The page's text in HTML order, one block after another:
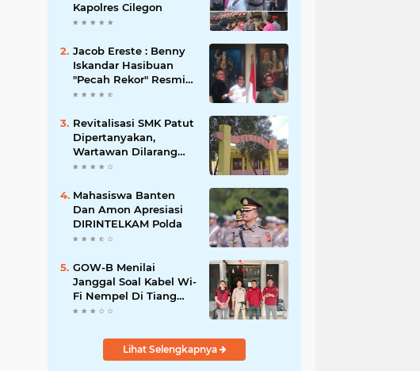
Kapolres Cilegon
Jacob Ereste : Benny
Iskandar Hasibuan
"Pecah Rekor" Resmi
menyandang Bintang
Ngejokrok Berpangjat
Kombes
Revitalisasi SMK Patut
Dipertanyakan,
Wartawan Dilarang
Meluput
Mahasiswa Banten
Dan Amon Apresiasi
DIRINTELKAM Polda
GOW-B Menilai
Janggal Soal Kabel Wi-
Fi Nempel Di Tiang
Listrik
Lihat Selengkapnya